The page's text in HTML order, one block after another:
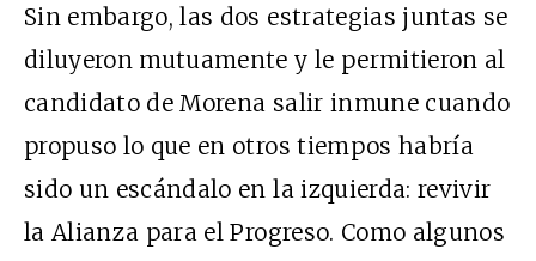
Sin embargo, las dos estrategias juntas se
diluyeron mutuamente y le permitieron al
candidato de Morena salir inmune cuando
propuso lo que en otros tiempos habría
sido un escándalo en la izquierda: revivir
la Alianza para el Progreso. Como algunos